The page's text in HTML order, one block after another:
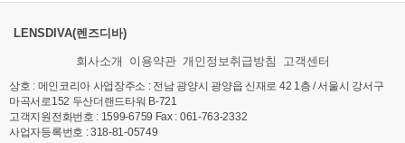
LENSDIVA(렌즈디바)
회사소개 이용약관 개인정보취급방침 고객센터
상호 : 메인코리아 사업장주소 : 전남 광양시 광양읍 신재로 42 1층 / 서울시 강서구
마곡서로152 두산더랜드타워 B-721
고객지원전화번호 : 1599-6759 Fax : 061-763-2332
사업자등록번호 : 318-81-05749